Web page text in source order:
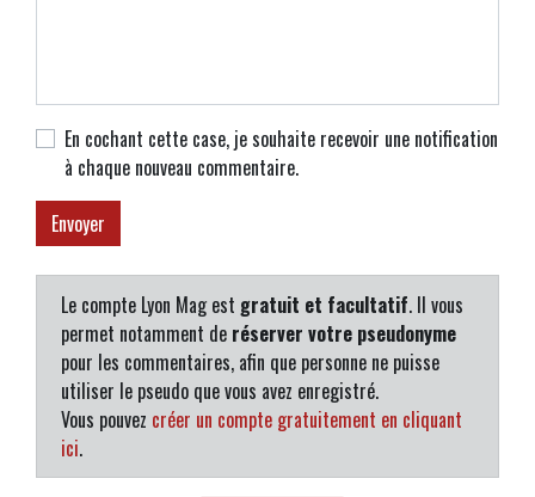
En cochant cette case, je souhaite recevoir une notification
à chaque nouveau commentaire.
Le compte Lyon Mag est gratuit et facultatif. Il vous
permet notamment de réserver votre pseudonyme
pour les commentaires, afin que personne ne puisse
utiliser le pseudo que vous avez enregistré.
Vous pouvez créer un compte gratuitement en cliquant
ici.